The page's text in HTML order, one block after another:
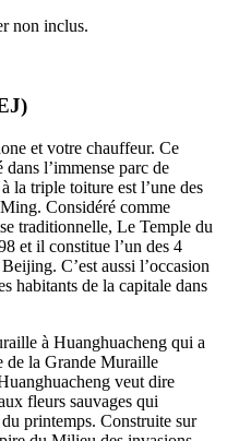
non inclus.
et votre chauffeur. Ce
dans l’immense parc de
la triple toiture est l’une des
Considéré comme
traditionnelle, Le Temple du
et il constitue l’un des 4
C’est aussi l’occasion
habitants de la capitale dans
à Huanghuacheng qui a
de la Grande Muraille
veut dire
fleurs sauvages qui
printemps. Construite sur